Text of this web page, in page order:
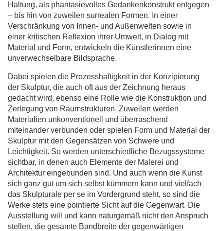
Haltung, als phantasievolles Gedankenkonstrukt entgegen
– bis hin von zuweilen surrealen Formen. In einer
Verschränkung von Innen- und Außenwelten sowie in
einer kritischen Reflexion ihrer Umwelt, in Dialog mit
Material und Form, entwickeln die Künstlerinnen eine
unverwechselbare Bildsprache.
Dabei spielen die Prozesshaftigkeit in der Konzipierung
der Skulptur, die auch oft aus der Zeichnung heraus
gedacht wird, ebenso eine Rolle wie die Konstruktion und
Zerlegung von Raumstrukturen. Zuweilen werden
Materialien unkonventionell und überraschend
miteinander verbunden oder spielen Form und Material der
Skulptur mit den Gegensätzen von Schwere und
Leichtigkeit. So werden unterschiedliche Bezugssysteme
sichtbar, in denen auch Elemente der Malerei und
Architektur eingebunden sind. Und auch wenn die Kunst
sich ganz gut um sich selbst kümmern kann und vielfach
das Skulpturale per se im Vordergrund steht, so sind die
Werke stets eine pointierte Sicht auf die Gegenwart. Die
Ausstellung will und kann naturgemäß nicht den Anspruch
stellen, die gesamte Bandbreite der gegenwärtigen